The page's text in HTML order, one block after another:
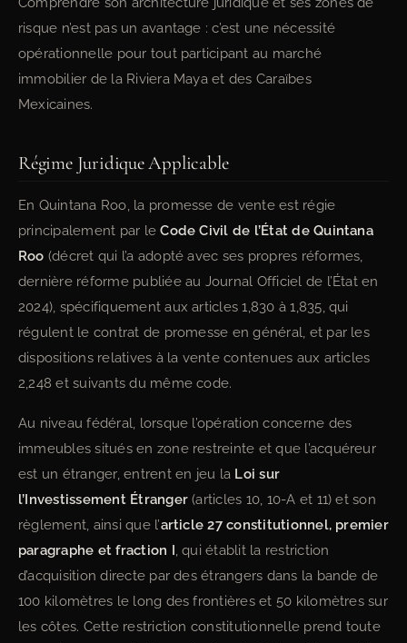
risque n’est pas un avantage : c’est une nécessité
opérationnelle pour tout participant au marché
immobilier de la Riviera Maya et des Caraïbes
Mexicaines.
Régime Juridique Applicable
En Quintana Roo, la promesse de vente est régie
principalement par leCode Civil de l’État de Quintana
Roo (décret qui l’a adopté avec ses propres réformes,
dernière réforme publiée au Journal Officiel de l’État en
2024), spécifiquement aux articles 1,830 à 1,835, qui
régulent le contrat de promesse en général, et par les
dispositions relatives à la vente contenues aux articles
2,248 et suivants du même code.
Au niveau fédéral, lorsque l’opération concerne des
immeubles situés en zone restreinte et que l’acquéreur
est un étranger, entrent en jeu la Loi sur
l’Investissement Étranger (articles 10, 10-A et 11) et son
règlement, ainsi que l’article 27 constitutionnel, premier
paragraphe et fraction I, qui établit la restriction
d’acquisition directe par des étrangers dans la bande de
100 kilomètres le long des frontières et 50 kilomètres sur
les côtes. Cette restriction constitutionnelle prend toute